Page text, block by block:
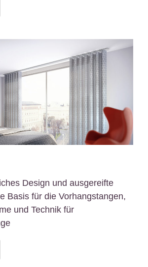
Design und ausgereifte
Basis für die Vorhangstangen,
und Technik für